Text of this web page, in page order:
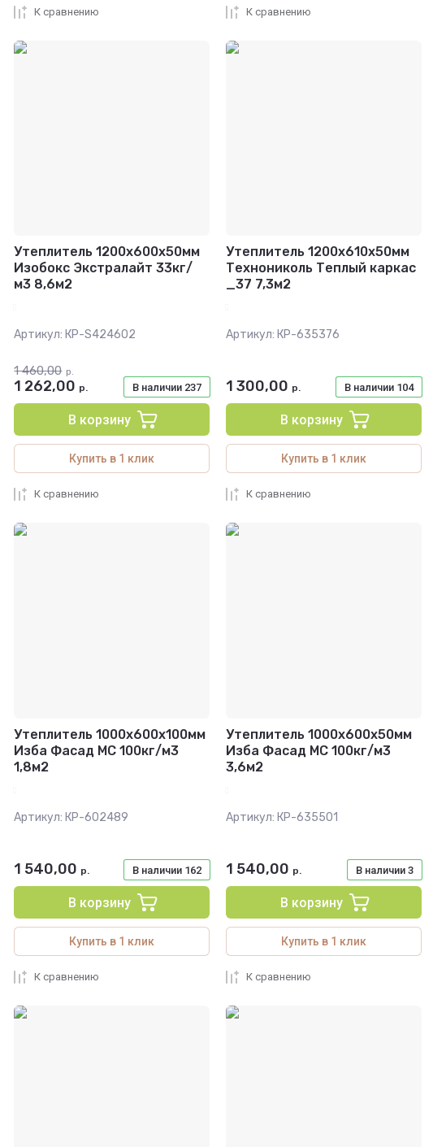
К сравнению К сравнению
Утеплитель 1200х600х50мм
Изобокс Экстралайт 33кг/
м3 8,6м2
Артикул: КР-S424602
В наличии 237
1 460,00 р.
1 262,00 р.
В корзину
Купить в 1 клик
К сравнению
Утеплитель 1200х610х50мм
Технониколь Теплый каркас
_37 7,3м2
Артикул: КР-635376
В наличии 104
1 300,00 р.
В корзину
Купить в 1 клик
К сравнению
Утеплитель 1000х600х100мм
Изба Фасад МС 100кг/м3
1,8м2
Артикул: КР-602489
В наличии 162
1 540,00 р.
В корзину
Купить в 1 клик
К сравнению
Утеплитель 1000х600х50мм
Изба Фасад МС 100кг/м3
3,6м2
Артикул: КР-635501
В наличии 3
1 540,00 р.
В корзину
Купить в 1 клик
К сравнению